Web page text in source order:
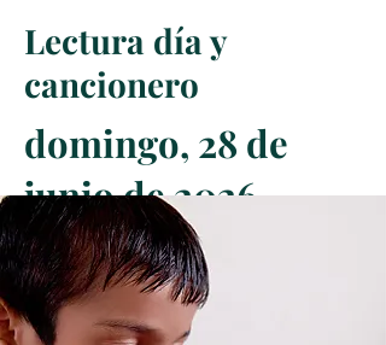
Lectura día y
cancionero
domingo, 28 de
junio de 2026